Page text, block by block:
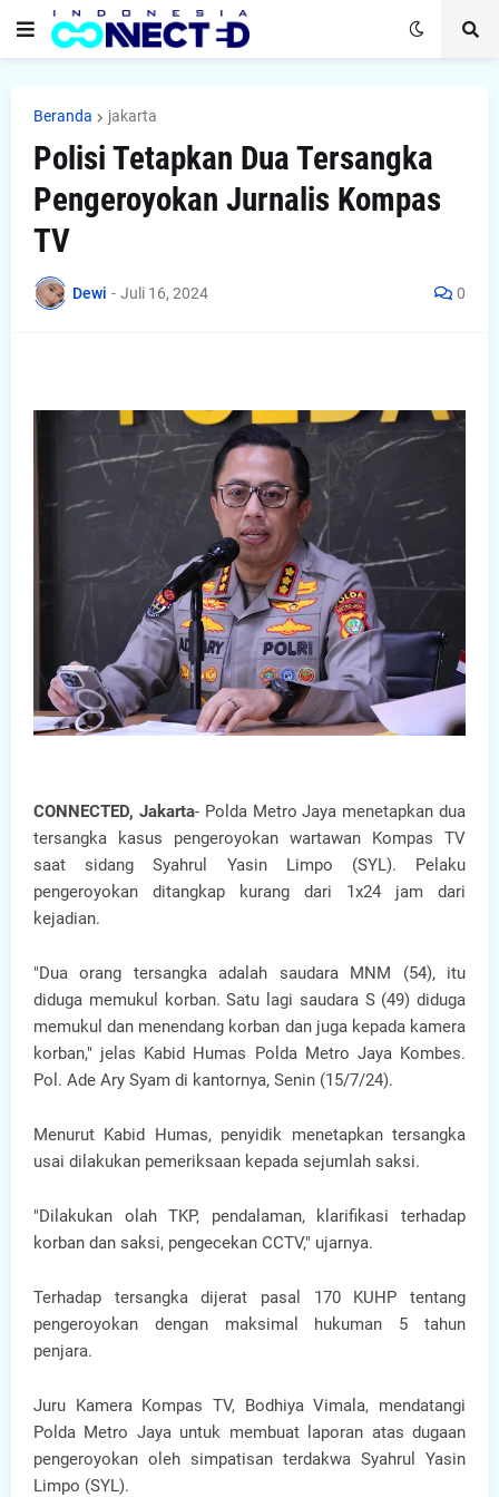
Beranda jakarta
Polisi Tetapkan Dua Tersangka
Pengeroyokan Jurnalis Kompas
TV
Dewi - Juli 16, 2024 0
CONNECTED, Jakarta- Polda Metro Jaya menetapkan dua
tersangka kasus pengeroyokan wartawan Kompas TV
saat sidang Syahrul Yasin Limpo (SYL). Pelaku
pengeroyokan ditangkap kurang dari 1x24 jam dari
kejadian.
"Dua orang tersangka adalah saudara MNM (54), itu
diduga memukul korban. Satu lagi saudara S (49) diduga
memukul dan menendang korban dan juga kepada kamera
korban," jelas Kabid Humas Polda Metro Jaya Kombes.
Pol. Ade Ary Syam di kantornya, Senin (15/7/24).
Menurut Kabid Humas, penyidik menetapkan tersangka
usai dilakukan pemeriksaan kepada sejumlah saksi.
"Dilakukan olah TKP, pendalaman, klarifikasi terhadap
korban dan saksi, pengecekan CCTV," ujarnya.
Terhadap tersangka dijerat pasal 170 KUHP tentang
pengeroyokan dengan maksimal hukuman 5 tahun
penjara.
Juru Kamera Kompas TV, Bodhiya Vimala, mendatangi
Polda Metro Jaya untuk membuat laporan atas dugaan
pengeroyokan oleh simpatisan terdakwa Syahrul Yasin
Limpo (SYL).